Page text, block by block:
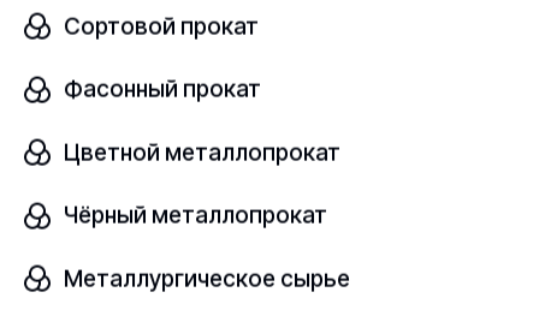
Сортовой прокат
Фасонный прокат
Цветной металлопрокат
Чёрный металлопрокат
Металлургическое сырье
Размер, мм
1,5х1000х1500
Узнать цену
Лист поливинилхлорид